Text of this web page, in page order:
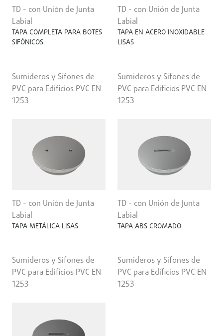
TD - con Unión de Junta
Labial
TAPA COMPLETA PARA BOTES
SIFÓNICOS
Sumideros y Sifones de
PVC para Edificios PVC EN
1253
TD - con Unión de Junta
Labial
TAPA EN ACERO INOXIDABLE
LISAS
Sumideros y Sifones de
PVC para Edificios PVC EN
1253
TD - con Unión de Junta
Labial
TAPA METÁLICA LISAS
Sumideros y Sifones de
PVC para Edificios PVC EN
1253
TD - con Unión de Junta
Labial
TAPA ABS CROMADO
Sumideros y Sifones de
PVC para Edificios PVC EN
1253